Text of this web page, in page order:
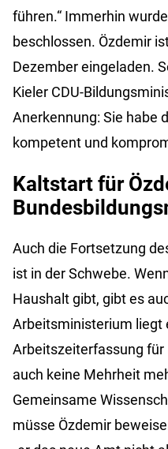
führen.“ Immerhin
beschlossen. Özdemir
Dezember eingeladen.
Kieler CDU-
Anerkennung: Sie habe
kompetent und
Kaltstart für
Auch die Fortsetzung
ist in der Schwebe.
Haushalt gibt, gibt es
Arbeitsministerium liegt
Arbeitszeiterfassung für
auch keine Mehrheit
Gemeinsame
müsse Özdemir